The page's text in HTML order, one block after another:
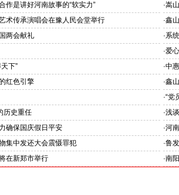
作是讲好河南故事的“软实力” ·嵩
术传承演唱会在豫人民会堂举行 ·鑫
两会献礼 ·系
·爱
下” ·中
红色引擎 ·鑫
·“党
历史重任 ·浅
确保国庆假日平安 ·河
集中发还大会震慑罪犯 ·鲁
在新郑市举行 ·南